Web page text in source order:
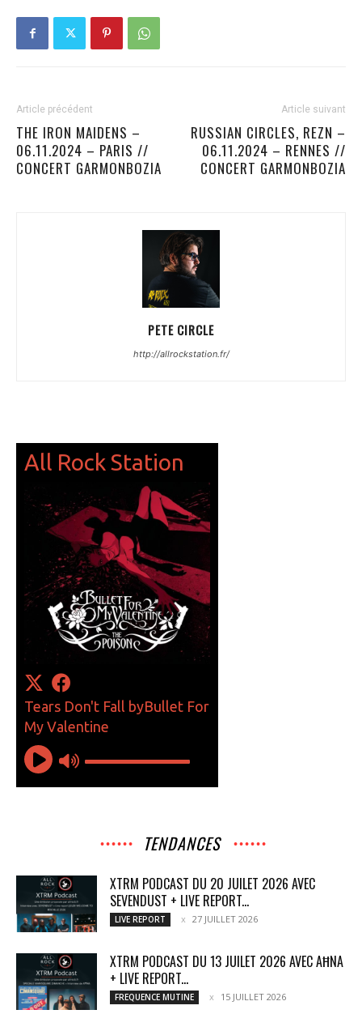
Article précédent
THE IRON MAIDENS –
06.11.2024 – PARIS //
CONCERT GARMONBOZIA
Article suivant
RUSSIAN CIRCLES, REZN –
06.11.2024 – RENNES //
CONCERT GARMONBOZIA
PETE CIRCLE
http://allrockstation.fr/
TENDANCES
XTRM PODCAST DU 20 JUILET 2026 AVEC
SEVENDUST + LIVE REPORT...
LIVE REPORT 27 JUILLET 2026
XTRM PODCAST DU 13 JUILET 2026 AVEC AĦNA
+ LIVE REPORT...
FREQUENCE MUTINE 15 JUILLET 2026